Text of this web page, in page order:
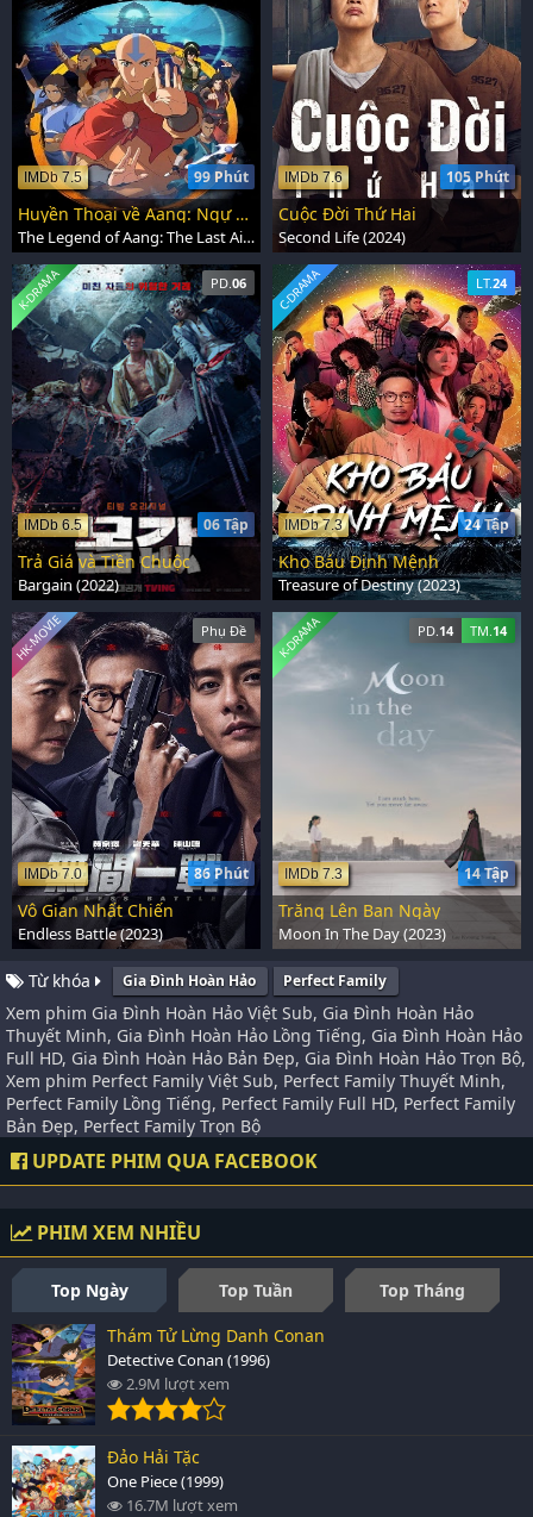
99 Phút
IMDb 7.5
Huyền Thoại về Aang: Ngự Khí Sư Cuối Cùng
The Legend of Aang: The Last Airbender (2026)
105 Phút
IMDb 7.6
Cuộc Đời Thứ Hai
Second Life (2024)
PD.06
06 Tập
IMDb 6.5
K-DRAMA
Trả Giá và Tiền Chuộc
Bargain (2022)
LT.24
24 Tập
IMDb 7.3
C-DRAMA
Kho Báu Định Mệnh
Treasure of Destiny (2023)
Phụ Đề
86 Phút
IMDb 7.0
HK-MOVIE
Vô Gian Nhất Chiến
Endless Battle (2023)
PD.14 TM.14
14 Tập
IMDb 7.3
K-DRAMA
Trăng Lên Ban Ngày
Moon In The Day (2023)
Từ khóa Gia Đình Hoàn Hảo Perfect Family
Xem phim Gia Đình Hoàn Hảo Việt Sub, Gia Đình Hoàn Hảo
Thuyết Minh, Gia Đình Hoàn Hảo Lồng Tiếng, Gia Đình Hoàn Hảo
Full HD, Gia Đình Hoàn Hảo Bản Đẹp, Gia Đình Hoàn Hảo Trọn Bộ,
Xem phim Perfect Family Việt Sub, Perfect Family Thuyết Minh,
Perfect Family Lồng Tiếng, Perfect Family Full HD, Perfect Family
Bản Đẹp, Perfect Family Trọn Bộ
UPDATE PHIM QUA FACEBOOK
PHIM XEM NHIỀU
Top Ngày Top Tuần
Top Tháng
Thám Tử Lừng Danh Conan
Detective Conan (1996)
2.9M lượt xem
Đảo Hải Tặc
One Piece (1999)
16.7M lượt xem